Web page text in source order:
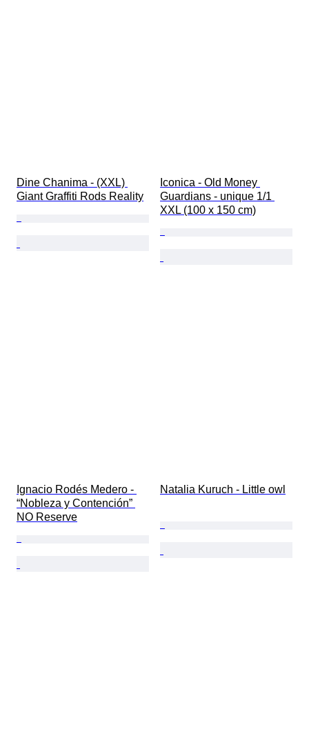
Dine Chanima - (XXL)
Giant Graffiti Rods Reality
Iconica - Old Money
Guardians - unique 1/1
XXL (100 x 150 cm)
Ignacio Rodés Medero -
“Nobleza y Contención”
NO Reserve
Natalia Kuruch - Little owl